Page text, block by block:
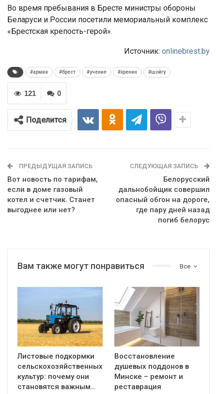
Во время пребывания в Бресте министры обороны
Беларуси и России посетили мемориальный комплекс
«Брестская крепость-герой».
Источник: onlinebrest.by
#армия #брест #учение #хренин #шойгу
0
121
Поделится
ПРЕДЫДУЩАЯ ЗАПИСЬ
Вот новость по тарифам,
если в доме газовый
котел и счетчик. Станет
выгоднее или нет?
СЛЕДУЮЩАЯ ЗАПИСЬ
Белорусский
дальнобойщик совершил
опасный обгон на дороге,
где пару дней назад
погиб белорус
Все
Вам также могут понравиться
Листовые подкормки
сельскохозяйственных
культур: почему они
становятся важным…
Восстановление
душевых поддонов в
Минске – ремонт и
реставрация